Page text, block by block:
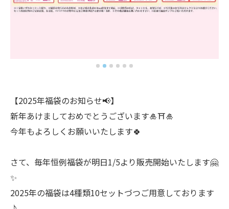
【2025年福袋のお知らせ📢】
新年あけましておめでとうございます🎍⛩🎍
今年もよろしくお願いいたします🍀
さて、毎年恒例福袋が明日1/5より販売開始いたします🤗
✨
2025年の福袋は4種類10セットづつご用意しております